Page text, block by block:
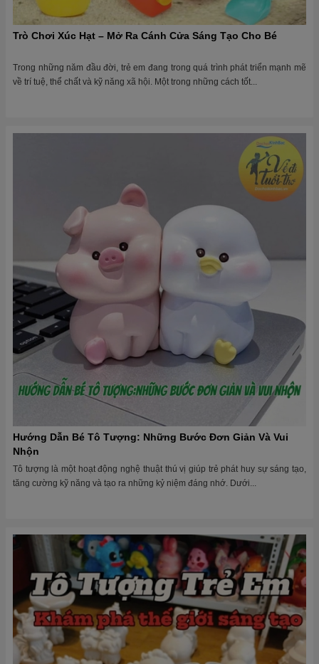
Trò Chơi Xúc Hạt – Mở Ra Cánh Cửa Sáng Tạo Cho Bé
Trong những năm đầu đời, trẻ em đang trong quá trình phát triển mạnh mẽ
về trí tuệ, thể chất và kỹ năng xã hội. Một trong những cách tốt...
Hướng Dẫn Bé Tô Tượng: Những Bước Đơn Giản Và Vui
Nhộn
Tô tượng là một hoạt động nghệ thuật thú vị giúp trẻ phát huy sự sáng tạo,
tăng cường kỹ năng và tạo ra những kỷ niệm đáng nhớ. Dưới...